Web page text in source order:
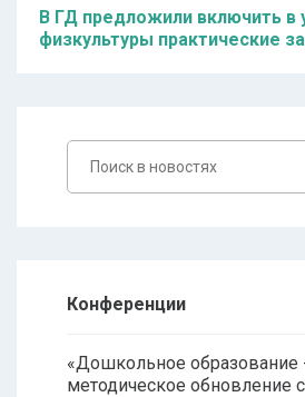
В ГД предложили включить в
физкультуры практические
Конференции
«Дошкольное образование
методическое обновление